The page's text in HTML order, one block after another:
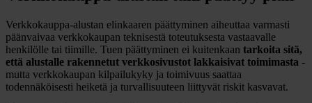
Verkkokauppa-alustan elinkaaren päättyminen aiheuttaa varmasti
päänvaivaa verkkokaupan teknisestä toteutuksesta vastaavalle
henkilölle tai tiimille. Tuen päättyminen ei kuitenkaan tarkoita sitä,
että alustalle rakennetut verkkosivustot lakkaisivat toimimasta -
mutta verkkokaupan kilpailukyky ja toimivuus saattaa
todennäköisesti heiketä ja turvallisuuteen liittyvät riskit kasvavat.